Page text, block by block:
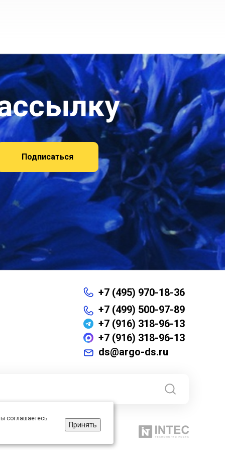
Подписаться
+7 (495) 970-18-36
+7 (499) 500-97-89
+7 (916) 318-96-13
+7 (916) 318-96-13
ds@argo-ds.ru
соглашаетесь
Принять